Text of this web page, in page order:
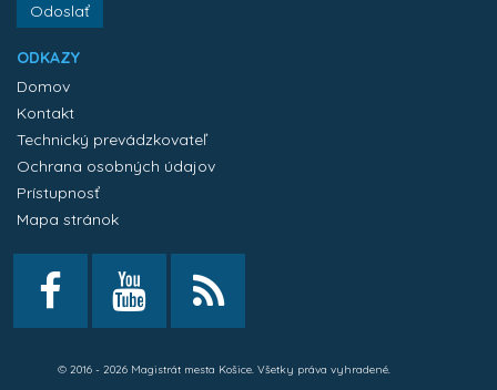
Odoslať
ODKAZY
Domov
Kontakt
Technický prevádzkovateľ
Ochrana osobných údajov
Prístupnosť
Mapa stránok
© 2016 - 2026 Magistrát mesta Košice. Všetky práva vyhradené.